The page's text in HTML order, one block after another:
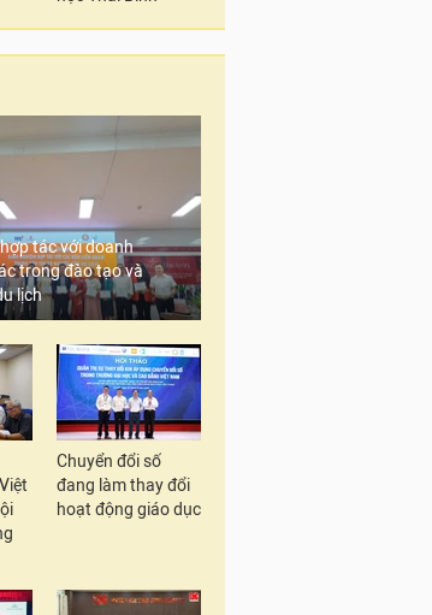
tác với doanh
trong đào tạo và
lịch
Chuyển đổi số
đang làm thay đổi
hoạt động giáo dục